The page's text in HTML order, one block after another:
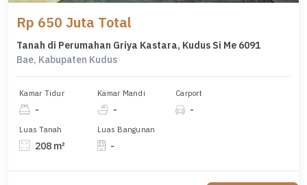
Rp 650 Juta Total
Tanah di Perumahan Griya Kastara, Kudus Si Me 6091
Bae, Kabupaten Kudus
Kamar Tidur
-
Kamar Mandi
-
Carport
-
Luas Tanah
208 m²
Luas Bangunan
-